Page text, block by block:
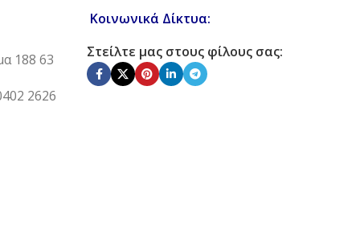
188 63
2626
Κοινωνικά Δίκτυα:
Στείλτε μας στους φίλους σας: